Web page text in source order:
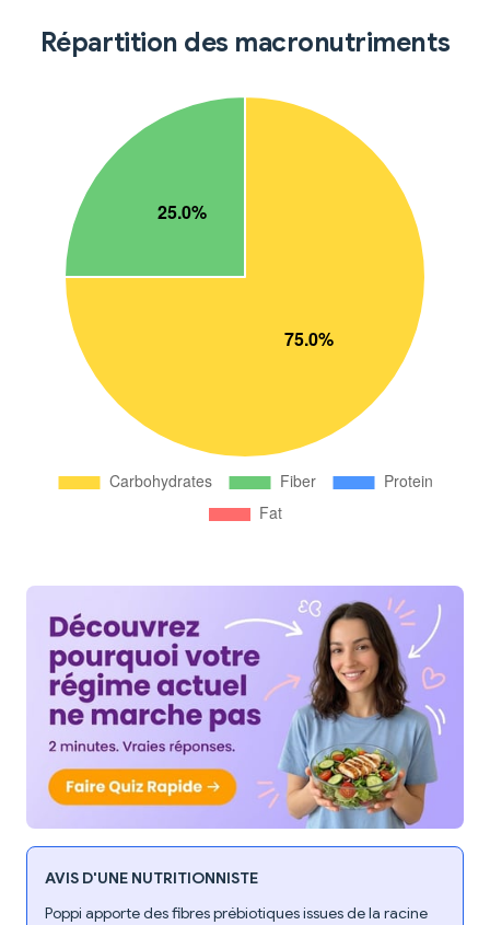
Répartition des macronutriments
AVIS D'UNE NUTRITIONNISTE
Poppi apporte des fibres prébiotiques issues de la racine